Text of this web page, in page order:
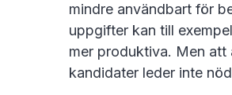
mindre användbart för
uppgifter kan till
mer produktiva. Men att
kandidater leder inte